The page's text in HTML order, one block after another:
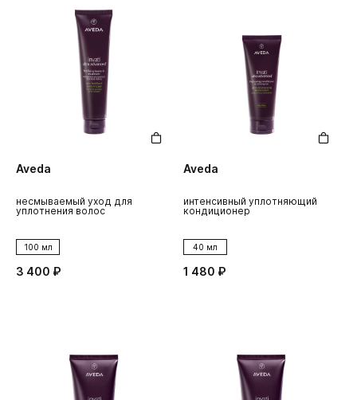
Aveda
несмываемый уход для
уплотнения волос
100 мл
3 400 ₽
Aveda
интенсивный уплотняющий
кондиционер
40 мл
1 480 ₽